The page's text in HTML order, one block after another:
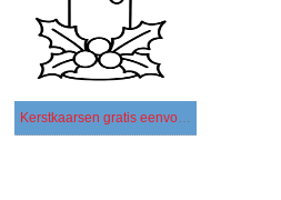
Kerstkaarsen gratis eenvoudig